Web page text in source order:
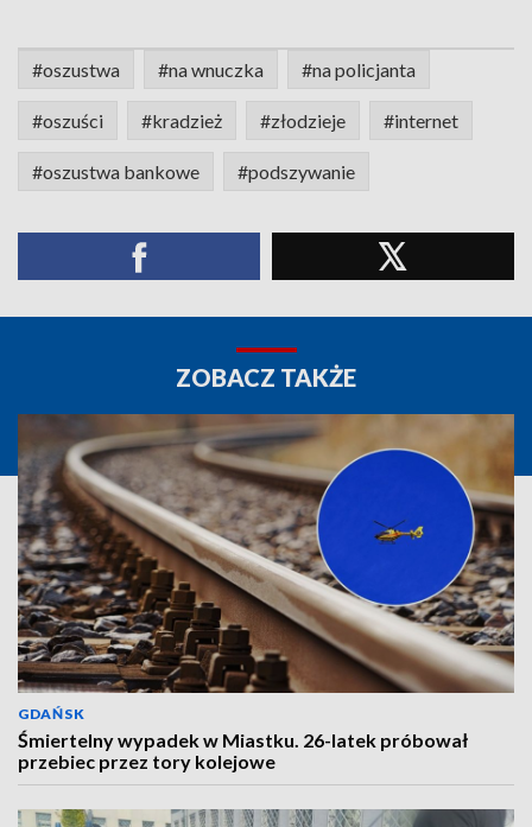
#oszustwa #na wnuczka #na policjanta
#oszuści #kradzież #złodzieje #internet
#oszustwa bankowe #podszywanie
ZOBACZ TAKŻE
GDAŃSK
Śmiertelny wypadek w Miastku. 26-latek próbował
przebiec przez tory kolejowe